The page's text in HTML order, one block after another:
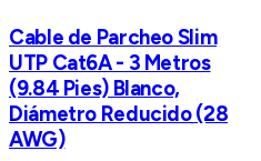
Cable de Parcheo Slim
UTP Cat6A - 3 Metros
(9.84 Pies) Blanco,
Diámetro Reducido (28
AWG)